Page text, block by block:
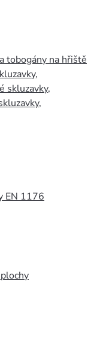
tobogány na hřiště
,
skluzavky,
,
EN 1176